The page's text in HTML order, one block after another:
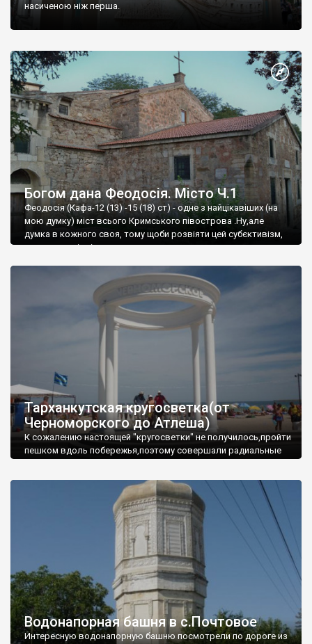
насиченою ніж перша.
Богом дана Феодосія. Місто Ч.1
Феодосія (Кафа-12 (13) -15 (18) ст) - одне з найцікавіших (на
мою думку) міст всього Кримського півострова .Ну,але
думка в кожного своя, тому щоби розвіяти цей субєктивізм,
запрошую відвідати це
Тарханкутская кругосветка(от
Черноморского до Атлеша)
К сожалению настоящей "кругосветки" не получилось,пройти
пешком вдоль побережья,поэтому совершали радиальные
Водонапорная башня в с.Почтовое
Интересную водонапорную башню посмотрели по дороге из